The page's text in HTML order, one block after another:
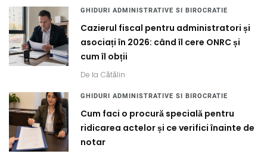
GHIDURI ADMINISTRATIVE SI BIROCRATIE
Cazierul fiscal pentru administratori și
asociați în 2026: când îl cere ONRC și
cum îl obții
De la Cătălin
GHIDURI ADMINISTRATIVE SI BIROCRATIE
Cum faci o procură specială pentru
ridicarea actelor și ce verifici înainte de
notar